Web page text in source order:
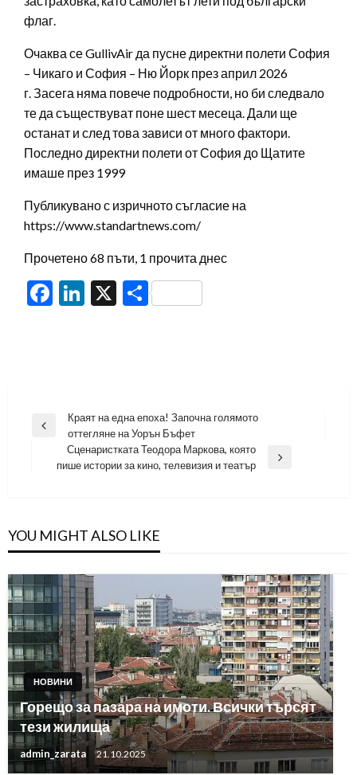
флаг.
Очаква се GullivAir да пусне директни полети София
– Чикаго и София – Ню Йорк през април 2026
г. Засега няма повече подробности, но би следвало
те да съществуват поне шест месеца. Дали ще
останат и след това зависи от много фактори.
Последно директни полети от София до Щатите
имаше през 1999
Публикувано с изричното съгласие на
https://www.standartnews.com/
Прочетено 68 пъти, 1 прочита днес
Facebook
LinkedIn
X Share
Навигация
Previous
Краят на една епоха! Започна голямото
оттегляне на Уорън Бъфет
Next
Сценаристката Теодора Маркова, която
пише истории за кино, телевизия и театър
YOU MIGHT ALSO LIKE
НОВИНИ
Горещо за пазара на имоти. Всички търсят
тези жилища
admin_zarata 21.10.2025